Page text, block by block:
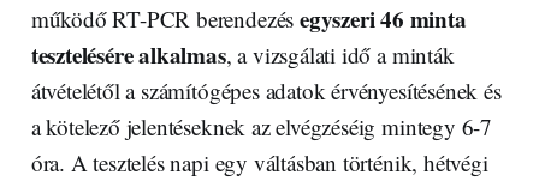
működő RT-PCR berendezés egyszeri 46 minta
tesztelésére alkalmas, a vizsgálati idő a minták
átvételétől a számítógépes adatok érvényesítésének és
a kötelező jelentéseknek az elvégzéséig mintegy 6-7
óra. A tesztelés napi egy váltásban történik, hétvégi